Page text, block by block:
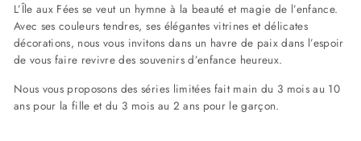
L’Île aux Fées se veut un hymne à la beauté et magie de l’enfance.
Avec ses couleurs tendres, ses élégantes vitrines et délicates
décorations, nous vous invitons dans un havre de paix dans l’espoir
de vous faire revivre des souvenirs d’enfance heureux.
Nous vous proposons des séries limitées fait main du 3 mois au 10
ans pour la fille et du 3 mois au 2 ans pour le garçon.